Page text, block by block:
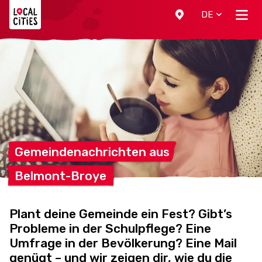
DE
Gemeindenachrichten aus
Belmont-Broye
Plant deine Gemeinde ein Fest? Gibt’s
Probleme in der Schulpflege? Eine
Umfrage in der Bevölkerung? Eine Mail
genügt – und wir zeigen dir, wie du die